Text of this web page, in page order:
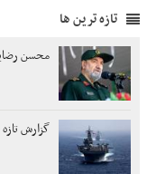
تازه ترین ها
محسن
گزارش